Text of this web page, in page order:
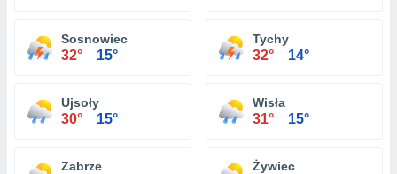
Sosnowiec
32° 15°
Tychy
32° 14°
Ujsoły
30° 15°
Wisła
31° 15°
Zabrze Żywiec